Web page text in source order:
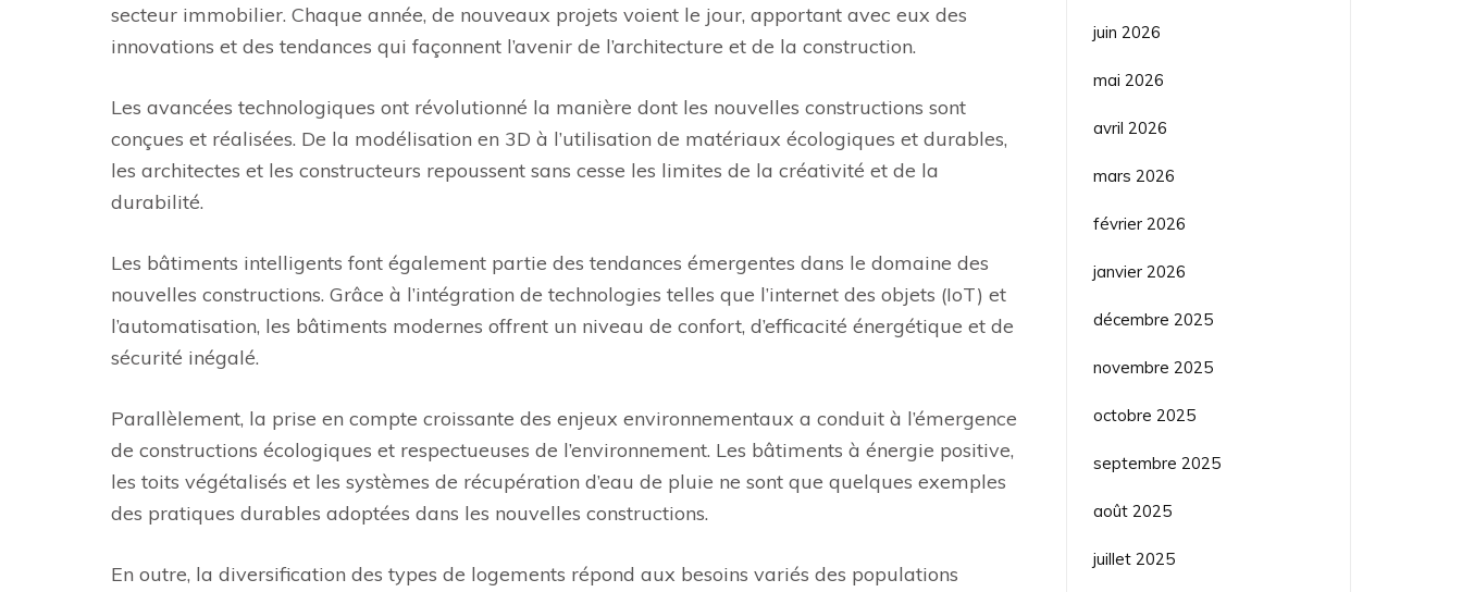
secteur immobilier. Chaque année, de nouveaux projets voient le jour, apportant avec eux des
innovations et des tendances qui façonnent l’avenir de l’architecture et de la construction.
Les avancées technologiques ont révolutionné la manière dont les nouvelles constructions sont
conçues et réalisées. De la modélisation en 3D à l’utilisation de matériaux écologiques et durables,
les architectes et les constructeurs repoussent sans cesse les limites de la créativité et de la
durabilité.
Les bâtiments intelligents font également partie des tendances émergentes dans le domaine des
nouvelles constructions. Grâce à l’intégration de technologies telles que l’internet des objets (IoT) et
l’automatisation, les bâtiments modernes offrent un niveau de confort, d’efficacité énergétique et de
sécurité inégalé.
Parallèlement, la prise en compte croissante des enjeux environnementaux a conduit à l’émergence
de constructions écologiques et respectueuses de l’environnement. Les bâtiments à énergie positive,
les toits végétalisés et les systèmes de récupération d’eau de pluie ne sont que quelques exemples
des pratiques durables adoptées dans les nouvelles constructions.
En outre, la diversification des types de logements répond aux besoins variés des populations
juin 2026
mai 2026
avril 2026
mars 2026
février 2026
janvier 2026
décembre 2025
novembre 2025
octobre 2025
septembre 2025
août 2025
juillet 2025